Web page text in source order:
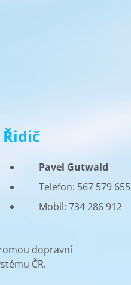
Řidič
Pavel Gutwald
Telefon: 567 579 655
Mobil: 734 286 912
dopravní
ČR.